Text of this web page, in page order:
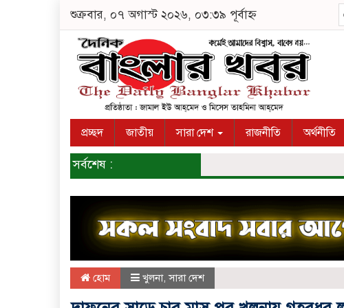
শুক্রবার, ০৭ অগাস্ট ২০২৬, ০৩:৩৯ পূর্বাহ্ন
প্রচ্ছদ জাতীয় সারা দেশ রাজনীতি অর্থনীতি
সর্বশেষ :
হোম খুলনা,সারা দেশ